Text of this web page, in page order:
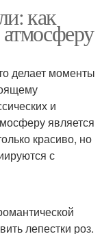
как
делает моменты
и
является
красиво, но
с
лепестки роз.